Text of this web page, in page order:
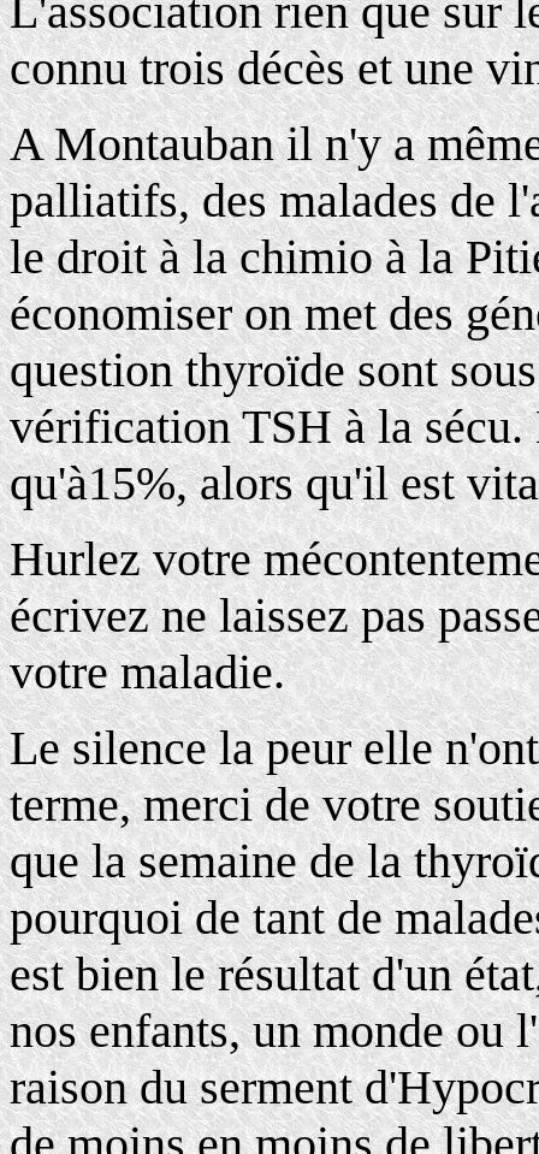
L'association rien que sur
connu trois décès et une
A Montauban il n'y a
palliatifs, des malades de
le droit à la chimio à la
économiser on met des
question thyroïde sont
vérification TSH à la
qu'à15%, alors qu'il est
Hurlez votre
écrivez ne laissez pas
votre maladie.
Le silence la peur elle
terme, merci de votre
que la semaine de la
pourquoi de tant de
est bien le résultat d'un
nos enfants, un monde ou
raison du serment